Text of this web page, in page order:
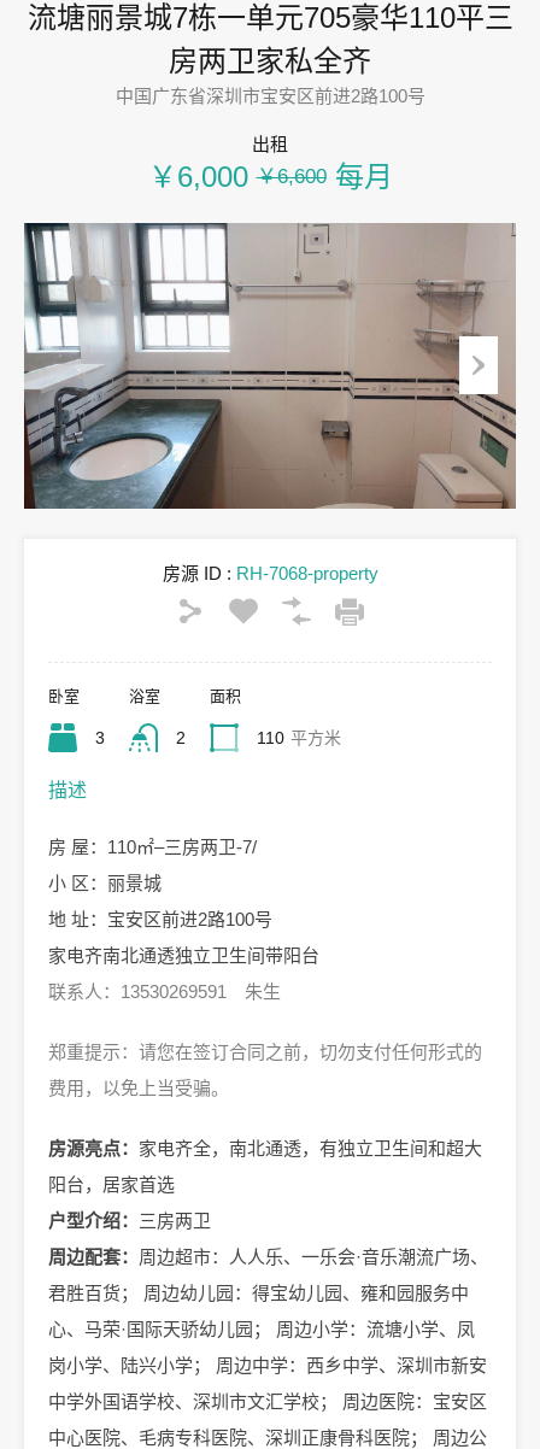
流塘丽景城7栋一单元705豪华110平三
房两卫家私全齐
中国广东省深圳市宝安区前进2路100号
出租
￥6,000 ￥6,600每月
房源 ID : RH-7068-property
卧室
3
浴室
2
面积
110 平方米
描述
房 屋：110㎡–三房两卫-7/
小 区：丽景城
地 址：宝安区前进2路100号
家电齐南北通透独立卫生间带阳台
联系人：13530269591 朱生
郑重提示：请您在签订合同之前，切勿支付任何形式的
费用，以免上当受骗。
房源亮点： 家电齐全，南北通透，有独立卫生间和超大
阳台，居家首选
户型介绍： 三房两卫
周边配套： 周边超市：人人乐、一乐会·音乐潮流广场、
君胜百货； 周边幼儿园：得宝幼儿园、雍和园服务中
心、马荣·国际天骄幼儿园； 周边小学：流塘小学、凤
岗小学、陆兴小学； 周边中学：西乡中学、深圳市新安
中学外国语学校、深圳市文汇学校； 周边医院：宝安区
中心医院、毛病专科医院、深圳正康骨科医院； 周边公